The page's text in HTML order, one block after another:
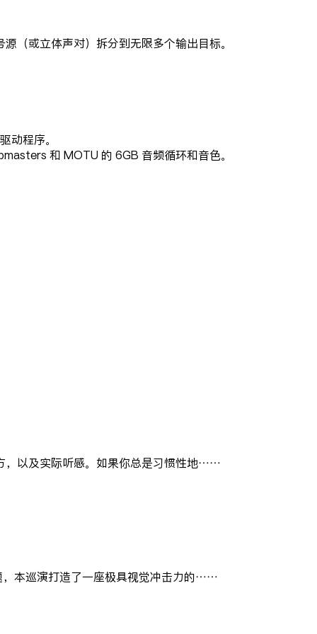
（或立体声对）拆分到无限多个输出目标。
动程序。
和 MOTU 的 6GB 音频循环和音色。
，以及实际听感。如果你总是习惯性地……
本巡演打造了一座极具视觉冲击力的……